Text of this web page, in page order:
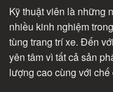
Kỹ thuật viên là những
nhiều kinh nghiệm
tùng trang trí xe. Đến
yên tâm vì tất cả sản
lượng cao cùng với